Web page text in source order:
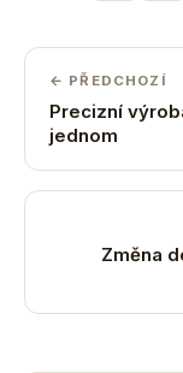
← PŘEDCHOZÍ
Precizní
jednom
Změna